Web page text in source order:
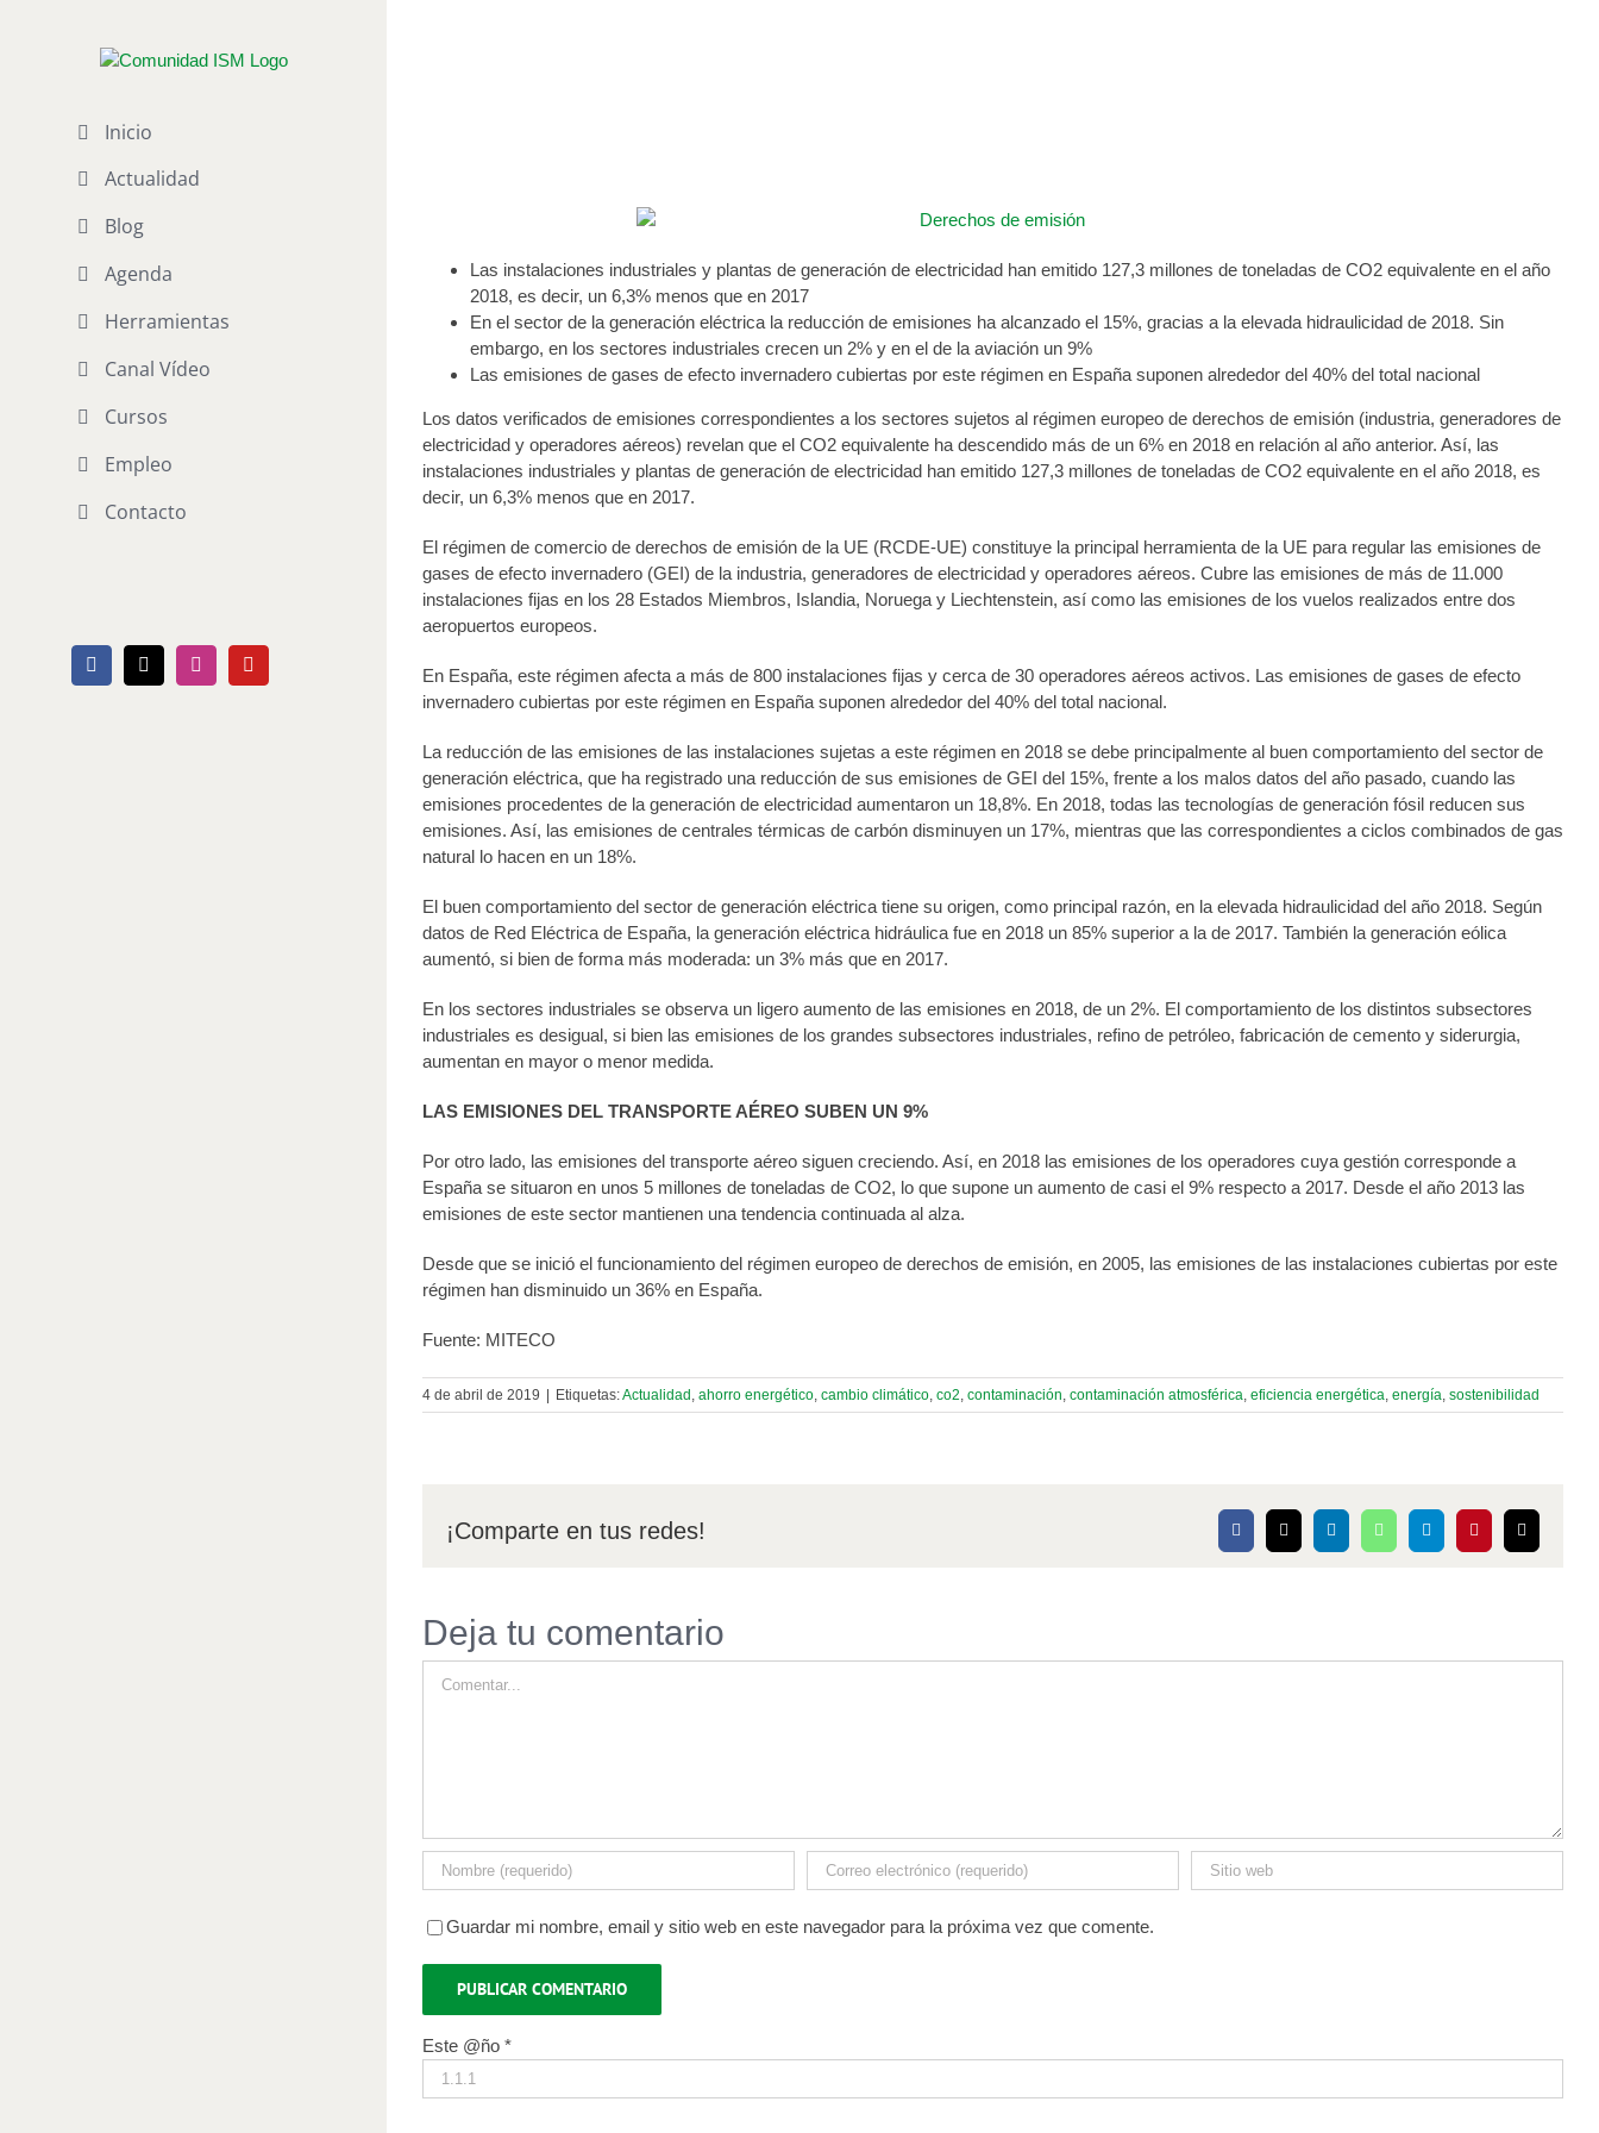
Inicio
Actualidad
Blog
Agenda
Herramientas
Canal Vídeo
Cursos
Empleo
Contacto
Facebook
X InstagramYouTube
Las instalaciones industriales y plantas de generación de electricidad han emitido 127,3 millones de toneladas de CO2 equivalente en el año
2018, es decir, un 6,3% menos que en 2017
En el sector de la generación eléctrica la reducción de emisiones ha alcanzado el 15%, gracias a la elevada hidraulicidad de 2018. Sin
embargo, en los sectores industriales crecen un 2% y en el de la aviación un 9%
Las emisiones de gases de efecto invernadero cubiertas por este régimen en España suponen alrededor del 40% del total nacional
Los datos verificados de emisiones correspondientes a los sectores sujetos al régimen europeo de derechos de emisión (industria, generadores de
electricidad y operadores aéreos) revelan que el CO2 equivalente ha descendido más de un 6% en 2018 en relación al año anterior. Así, las
instalaciones industriales y plantas de generación de electricidad han emitido 127,3 millones de toneladas de CO2 equivalente en el año 2018, es
decir, un 6,3% menos que en 2017.
El régimen de comercio de derechos de emisión de la UE (RCDE-UE) constituye la principal herramienta de la UE para regular las emisiones de
gases de efecto invernadero (GEI) de la industria, generadores de electricidad y operadores aéreos. Cubre las emisiones de más de 11.000
instalaciones fijas en los 28 Estados Miembros, Islandia, Noruega y Liechtenstein, así como las emisiones de los vuelos realizados entre dos
aeropuertos europeos.
En España, este régimen afecta a más de 800 instalaciones fijas y cerca de 30 operadores aéreos activos. Las emisiones de gases de efecto
invernadero cubiertas por este régimen en España suponen alrededor del 40% del total nacional.
La reducción de las emisiones de las instalaciones sujetas a este régimen en 2018 se debe principalmente al buen comportamiento del sector de
generación eléctrica, que ha registrado una reducción de sus emisiones de GEI del 15%, frente a los malos datos del año pasado, cuando las
emisiones procedentes de la generación de electricidad aumentaron un 18,8%. En 2018, todas las tecnologías de generación fósil reducen sus
emisiones. Así, las emisiones de centrales térmicas de carbón disminuyen un 17%, mientras que las correspondientes a ciclos combinados de gas
natural lo hacen en un 18%.
El buen comportamiento del sector de generación eléctrica tiene su origen, como principal razón, en la elevada hidraulicidad del año 2018. Según
datos de Red Eléctrica de España, la generación eléctrica hidráulica fue en 2018 un 85% superior a la de 2017. También la generación eólica
aumentó, si bien de forma más moderada: un 3% más que en 2017.
En los sectores industriales se observa un ligero aumento de las emisiones en 2018, de un 2%. El comportamiento de los distintos subsectores
industriales es desigual, si bien las emisiones de los grandes subsectores industriales, refino de petróleo, fabricación de cemento y siderurgia,
aumentan en mayor o menor medida.
LAS EMISIONES DEL TRANSPORTE AÉREO SUBEN UN 9%
Por otro lado, las emisiones del transporte aéreo siguen creciendo. Así, en 2018 las emisiones de los operadores cuya gestión corresponde a
España se situaron en unos 5 millones de toneladas de CO2, lo que supone un aumento de casi el 9% respecto a 2017. Desde el año 2013 las
emisiones de este sector mantienen una tendencia continuada al alza.
Desde que se inició el funcionamiento del régimen europeo de derechos de emisión, en 2005, las emisiones de las instalaciones cubiertas por este
régimen han disminuido un 36% en España.
Fuente: MITECO
4 de abril de 2019 Etiquetas:Actualidad , ahorro energético, cambio climático, co2, contaminación, contaminación atmosférica, eficiencia energética, energía, sostenibilidad
¡Comparte en tus redes! Facebook
X LinkedInWhatsAppTelegramPinterestCorreo
electrónico
Deja tu comentario
Guardar mi nombre, email y sitio web en este navegador para la próxima vez que comente.
Este @ño *